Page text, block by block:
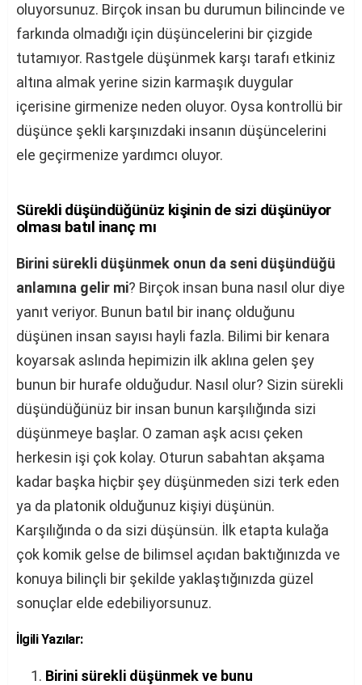
oluyorsunuz. Birçok insan bu durumun bilincinde ve
farkında olmadığı için düşüncelerini bir çizgide
tutamıyor. Rastgele düşünmek karşı tarafı etkiniz
altına almak yerine sizin karmaşık duygular
içerisine girmenize neden oluyor. Oysa kontrollü bir
düşünce şekli karşınızdaki insanın düşüncelerini
ele geçirmenize yardımcı oluyor.
Sürekli düşündüğünüz kişinin de sizi düşünüyor
olması batıl inanç mı
Birini sürekli düşünmek onun da seni düşündüğü
anlamına gelir mi? Birçok insan buna nasıl olur diye
yanıt veriyor. Bunun batıl bir inanç olduğunu
düşünen insan sayısı hayli fazla. Bilimi bir kenara
koyarsak aslında hepimizin ilk aklına gelen şey
bunun bir hurafe olduğudur. Nasıl olur? Sizin sürekli
düşündüğünüz bir insan bunun karşılığında sizi
düşünmeye başlar. O zaman aşk acısı çeken
herkesin işi çok kolay. Oturun sabahtan akşama
kadar başka hiçbir şey düşünmeden sizi terk eden
ya da platonik olduğunuz kişiyi düşünün.
Karşılığında o da sizi düşünsün. İlk etapta kulağa
çok komik gelse de bilimsel açıdan baktığınızda ve
konuya bilinçli bir şekilde yaklaştığınızda güzel
sonuçlar elde edebiliyorsunuz.
İlgili Yazılar:
Birini sürekli düşünmek ve bunu